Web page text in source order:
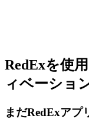
RedExを使
ィベーショ
まだRedExアプ